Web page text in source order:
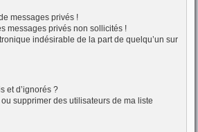
messages privés !
messages privés non sollicités !
indésirable de la part de quelqu’un sur
et d’ignorés ?
supprimer des utilisateurs de ma liste